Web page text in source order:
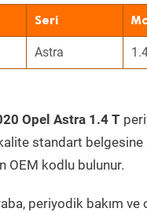
Seri
Astra
Opel Astra 1.4 T
standart
OEM kodlu bulunur.
periyodik bakım